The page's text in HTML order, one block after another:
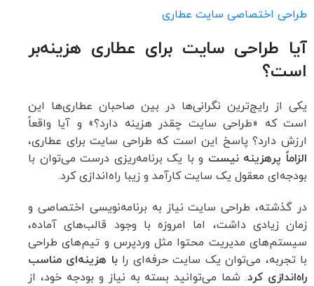
طراحی اختصاصی سایت عطاری
آیا طراحی سایت برای عطاری هزینه‌بر
است؟
یکی از رایج‌ترین نگرانی‌ها در بین صاحبان عطاری‌ها این
است که «طراحی سایت چقدر هزینه دارد؟» و آیا واقعاً
ارزش دارد؟ پاسخ این است که طراحی سایت برای عطاری،
الزاماً پرهزینه نیست و با یک برنامه‌ریزی درست می‌توان با
بودجه‌ای معقول یک سایت کارآمد و زیبا راه‌اندازی کرد.
در گذشته، طراحی سایت نیاز به برنامه‌نویسی اختصاصی و
زمان زیادی داشت، اما امروزه با وجود قالب‌های آماده،
سیستم‌های مدیریت محتوا مثل وردپرس و تیم‌های طراحی
با تجربه، می‌توان یک سایت حرفه‌ای رابا هزینه‌ای مناسب
راه‌اندازی کرد. شما می‌توانید بسته به نیاز و بودجه خود، از